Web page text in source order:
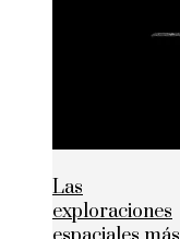
Las
exploraciones